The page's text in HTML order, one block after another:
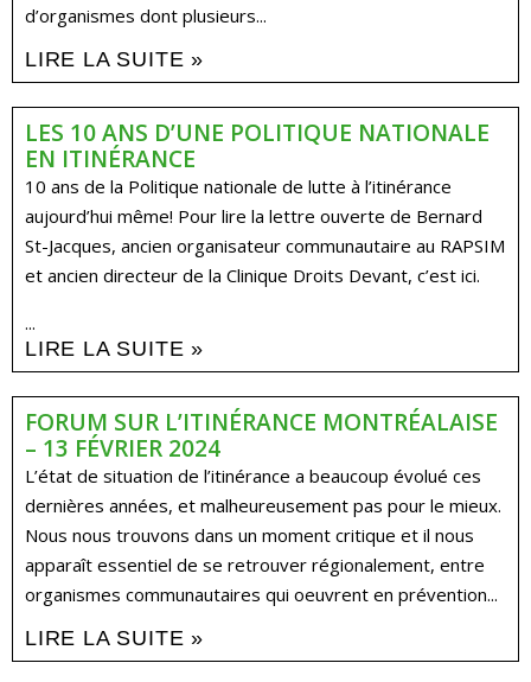
d’organismes dont plusieurs...
LIRE LA SUITE »
LES 10 ANS D’UNE POLITIQUE NATIONALE
EN ITINÉRANCE
10 ans de la Politique nationale de lutte à l’itinérance
aujourd’hui même! Pour lire la lettre ouverte de Bernard
St-Jacques, ancien organisateur communautaire au RAPSIM
et ancien directeur de la Clinique Droits Devant, c’est ici.
...
LIRE LA SUITE »
FORUM SUR L’ITINÉRANCE MONTRÉALAISE
– 13 FÉVRIER 2024
L’état de situation de l’itinérance a beaucoup évolué ces
dernières années, et malheureusement pas pour le mieux.
Nous nous trouvons dans un moment critique et il nous
apparaît essentiel de se retrouver régionalement, entre
organismes communautaires qui oeuvrent en prévention...
LIRE LA SUITE »